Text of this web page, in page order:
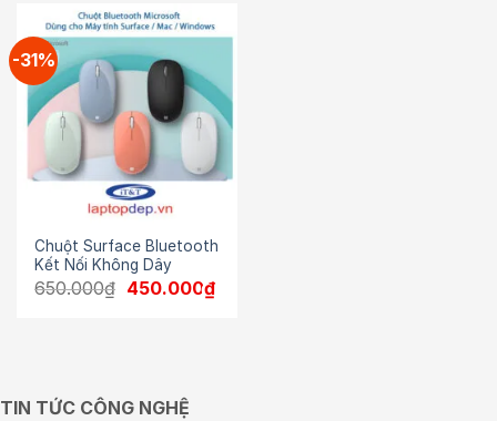
-31%
Chuột Surface Bluetooth
Kết Nối Không Dây
650.000₫ Giá
450.000₫Giá
hiện
TIN TỨC CÔNG NGHỆ